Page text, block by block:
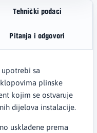
Tehnički podaci
Pitanja i odgovori
sa
plinske
kojim se ostvaruje
dijelova instalacije.
usklađene prema